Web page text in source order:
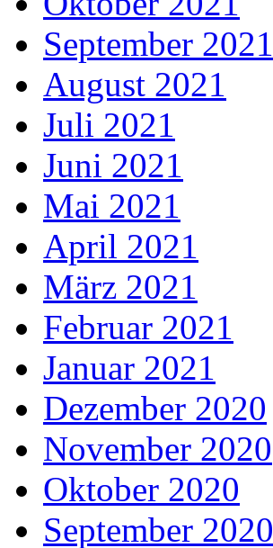
September 2021
August 2021
Juli 2021
Juni 2021
Mai 2021
April 2021
März 2021
Februar 2021
Januar 2021
Dezember 2020
November 2020
Oktober 2020
September 2020